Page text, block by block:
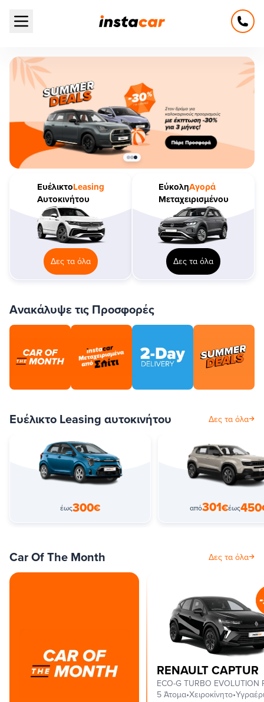
Open main menu
ΕυέλικτοLeasing
Αυτοκινήτου
Δες τα όλα
ΕύκοληΑγορά
Μεταχειρισμένου
Δες τα όλα
Ανακάλυψε τις Προσφορές
Ευέλικτο Leasing αυτοκινήτου Δες τα όλα
έως300€ από301€έως450
Car Of The Month Δες τα όλα
RENAULT CAPTUR
ECO-G TURBO EVOLUTION
5 Άτομα•Χειροκίνητο•